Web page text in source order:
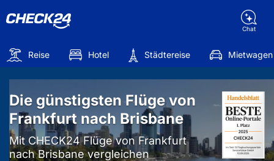
Chat
Reise Hotel Städtereise Mietwagen
Die günstigsten Flüge von
Frankfurt nach Brisbane
Mit CHECK24 Flüge von Frankfurt
nach Brisbane vergleichen